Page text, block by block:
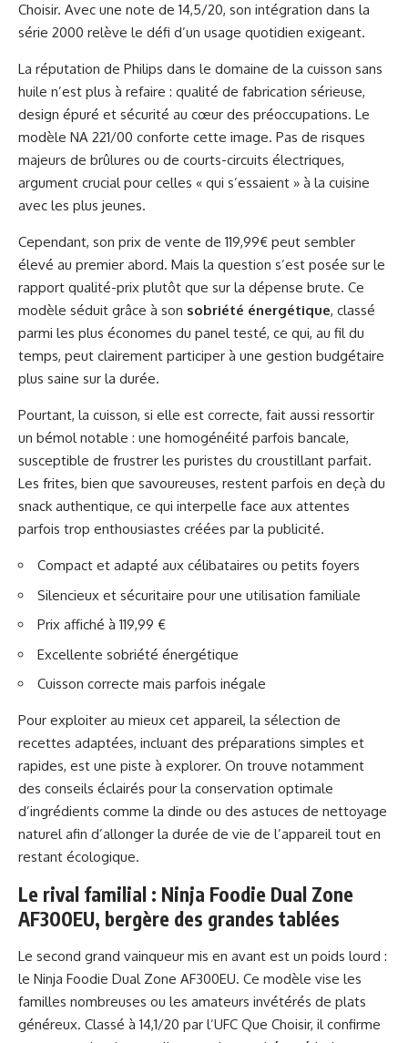
Choisir. Avec une note de 14,5/20, son intégration dans la
série 2000 relève le défi d’un usage quotidien exigeant.
La réputation de Philips dans le domaine de la cuisson sans
huile n’est plus à refaire : qualité de fabrication sérieuse,
design épuré et sécurité au cœur des préoccupations. Le
modèle NA 221/00 conforte cette image. Pas de risques
majeurs de brûlures ou de courts-circuits électriques,
argument crucial pour celles « qui s’essaient » à la cuisine
avec les plus jeunes.
Cependant, son prix de vente de 119,99€ peut sembler
élevé au premier abord. Mais la question s’est posée sur le
rapport qualité-prix plutôt que sur la dépense brute. Ce
modèle séduit grâce à son sobriété énergétique, classé
parmi les plus économes du panel testé, ce qui, au fil du
temps, peut clairement participer à une gestion budgétaire
plus saine sur la durée.
Pourtant, la cuisson, si elle est correcte, fait aussi ressortir
un bémol notable : une homogénéité parfois bancale,
susceptible de frustrer les puristes du croustillant parfait.
Les frites, bien que savoureuses, restent parfois en deçà du
snack authentique, ce qui interpelle face aux attentes
parfois trop enthousiastes créées par la publicité.
Compact et adapté aux célibataires ou petits foyers
Silencieux et sécuritaire pour une utilisation familiale
Prix affiché à 119,99 €
Excellente sobriété énergétique
Cuisson correcte mais parfois inégale
Pour exploiter au mieux cet appareil, la sélection de
recettes adaptées, incluant des préparations simples et
rapides, est une piste à explorer. On trouve notamment
des conseils éclairés pour la conservation optimale
d’ingrédients comme la dinde ou des astuces de nettoyage
naturel afin d’allonger la durée de vie de l’appareil tout en
restant écologique.
Le rival familial : Ninja Foodie Dual Zone
AF300EU, bergère des grandes tablées
Le second grand vainqueur mis en avant est un poids lourd :
le Ninja Foodie Dual Zone AF300EU. Ce modèle vise les
familles nombreuses ou les amateurs invétérés de plats
généreux. Classé à 14,1/20 par l’UFC Que Choisir, il confirme